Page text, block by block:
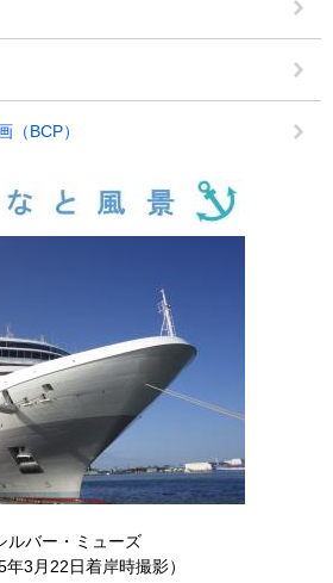
（BCP）
ルバー・ミューズ
年3月22日着岸時撮影）